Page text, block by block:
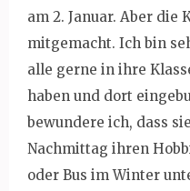
am 2. Januar. Aber die
mitgemacht. Ich bin
alle gerne in ihre
haben und dort
bewundere ich, dass
Nachmittag ihren
oder Bus im Winter